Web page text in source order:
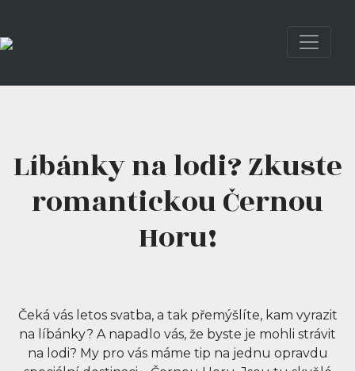
Líbánky na lodi? Zkuste
romantickou Černou
Horu!
Čeká vás letos svatba, a tak přemýšlíte, kam vyrazit
na líbánky? A napadlo vás, že byste je mohli strávit
na lodi? My pro vás máme tip na jednu opravdu